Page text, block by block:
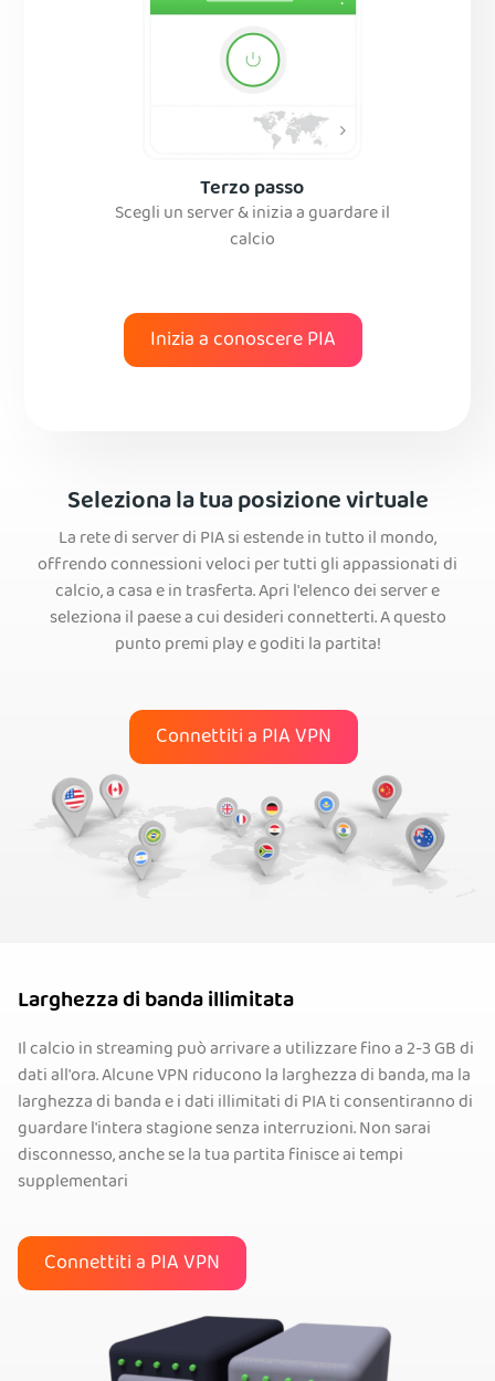
Terzo passo
Scegli un server & inizia a guardare il
calcio
Inizia a conoscere PIA
Seleziona la tua posizione virtuale
La rete di server di PIA si estende in tutto il mondo,
offrendo connessioni veloci per tutti gli appassionati di
calcio, a casa e in trasferta. Apri l'elenco dei server e
seleziona il paese a cui desideri connetterti. A questo
punto premi play e goditi la partita!
Connettiti a PIA VPN
Larghezza di banda illimitata
Il calcio in streaming può arrivare a utilizzare fino a 2-3 GB di
dati all'ora. Alcune VPN riducono la larghezza di banda, ma la
larghezza di banda e i dati illimitati di PIA ti consentiranno di
guardare l'intera stagione senza interruzioni. Non sarai
disconnesso, anche se la tua partita finisce ai tempi
supplementari
Connettiti a PIA VPN